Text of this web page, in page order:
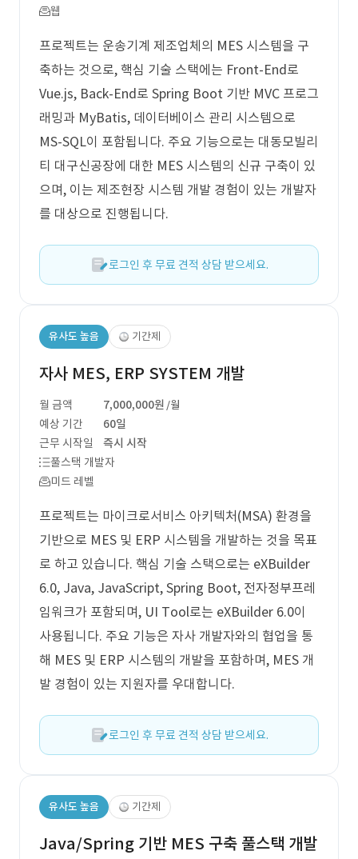
웹
프로젝트는 운송기계 제조업체의 MES 시스템을 구
축하는 것으로, 핵심 기술 스택에는 Front-End로
Vue.js, Back-End로 Spring Boot 기반 MVC 프로그
래밍과 MyBatis, 데이터베이스 관리 시스템으로
MS-SQL이 포함됩니다. 주요 기능으로는 대동모빌리
티 대구신공장에 대한 MES 시스템의 신규 구축이 있
으며, 이는 제조현장 시스템 개발 경험이 있는 개발자
를 대상으로 진행됩니다.
로그인 후 무료 견적 상담 받으세요.
유사도 높음 기간제
자사 MES, ERP SYSTEM 개발
월 금액 7,000,000원 /월
예상 기간
60일
근무 시작일
즉시 시작
풀스택 개발자
미드 레벨
프로젝트는 마이크로서비스 아키텍처(MSA) 환경을
기반으로 MES 및 ERP 시스템을 개발하는 것을 목표
로 하고 있습니다. 핵심 기술 스택으로는 eXBuilder
6.0, Java, JavaScript, Spring Boot, 전자정부프레
임워크가 포함되며, UI Tool로는 eXBuilder 6.0이
사용됩니다. 주요 기능은 자사 개발자와의 협업을 통
해 MES 및 ERP 시스템의 개발을 포함하며, MES 개
발 경험이 있는 지원자를 우대합니다.
로그인 후 무료 견적 상담 받으세요.
유사도 높음 기간제
Java/Spring 기반 MES 구축 풀스택 개발